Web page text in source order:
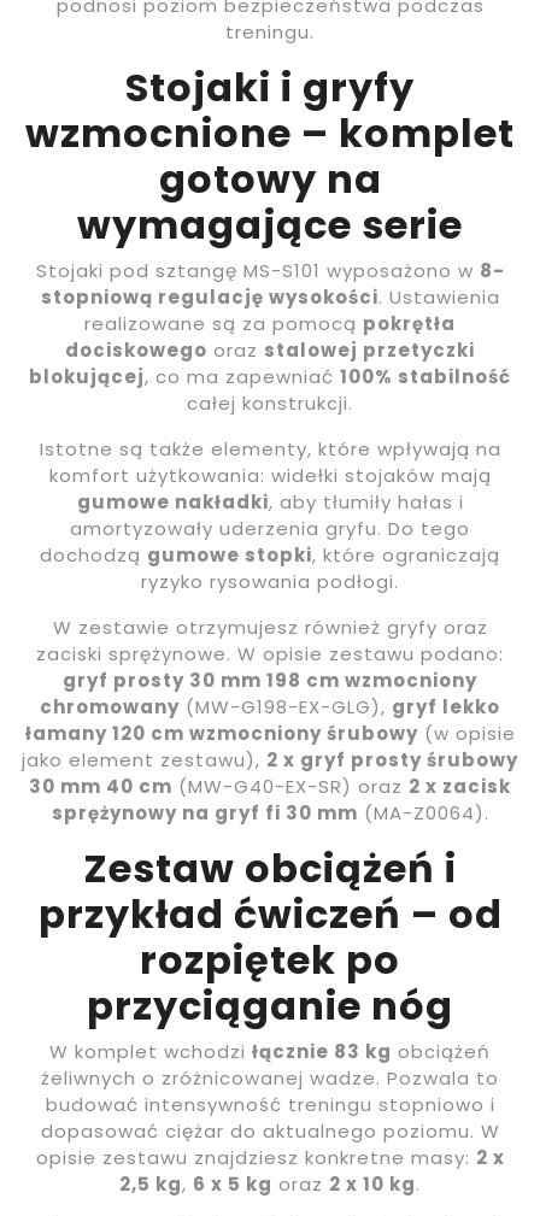
podnosi poziom bezpieczeństwa podczas
treningu.
Stojaki i gryfy
wzmocnione – komplet
gotowy na
wymagające serie
Stojaki pod sztangę MS-S101 wyposażono w 8-
stopniową regulację wysokości. Ustawienia
realizowane są za pomocą pokrętła
dociskowego oraz stalowej przetyczki
blokującej, co ma zapewniać 100% stabilność
całej konstrukcji.
Istotne są także elementy, które wpływają na
komfort użytkowania: widełki stojaków mają
gumowe nakładki, aby tłumiły hałas i
amortyzowały uderzenia gryfu. Do tego
dochodzą gumowe stopki, które ograniczają
ryzyko rysowania podłogi.
W zestawie otrzymujesz również gryfy oraz
zaciski sprężynowe. W opisie zestawu podano:
gryf prosty 30 mm 198 cm wzmocniony
chromowany (MW-G198-EX-GLG), gryf lekko
łamany 120 cm wzmocniony śrubowy(w opisie
jako element zestawu), 2 x gryf prosty śrubowy
30 mm 40 cm (MW-G40-EX-SR) oraz 2 x zacisk
sprężynowy na gryf fi 30 mm (MA-Z0064).
Zestaw obciążeń i
przykład ćwiczeń – od
rozpiętek po
przyciąganie nóg
W komplet wchodzi łącznie 83 kg obciążeń
żeliwnych o zróżnicowanej wadze. Pozwala to
budować intensywność treningu stopniowo i
dopasować ciężar do aktualnego poziomu. W
opisie zestawu znajdziesz konkretne masy: 2 x
2,5 kg, 6 x 5 kg oraz 2 x 10 kg.